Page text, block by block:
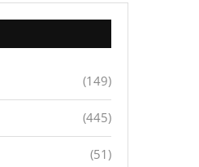
(149)
(445)
(51)